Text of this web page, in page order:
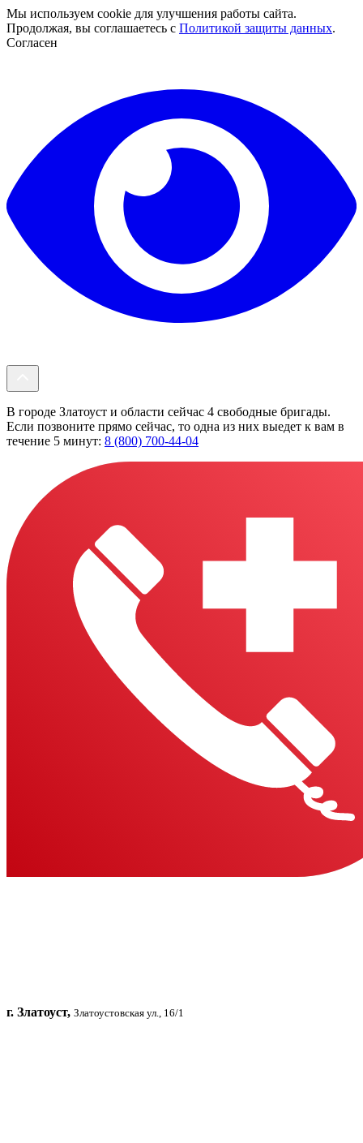
Мы используем cookie для улучшения работы сайта.
Продолжая, вы соглашаетесь с Политикой защиты данных.
Согласен
В городе Златоуст и области сейчас 4 свободные бригады.
Если позвоните прямо сейчас, то одна из них выедет к вам в
течение 5 минут: 8 (800) 700-44-04
г. Златоуст, Златоустовская ул., 16/1